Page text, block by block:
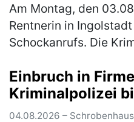
Am Montag, den
Rentnerin in
Schockanrufs. Die
Hinweise. Gegen
80…(mehr)
Einbruch in
Kriminalpolizei
04.08.2026 –